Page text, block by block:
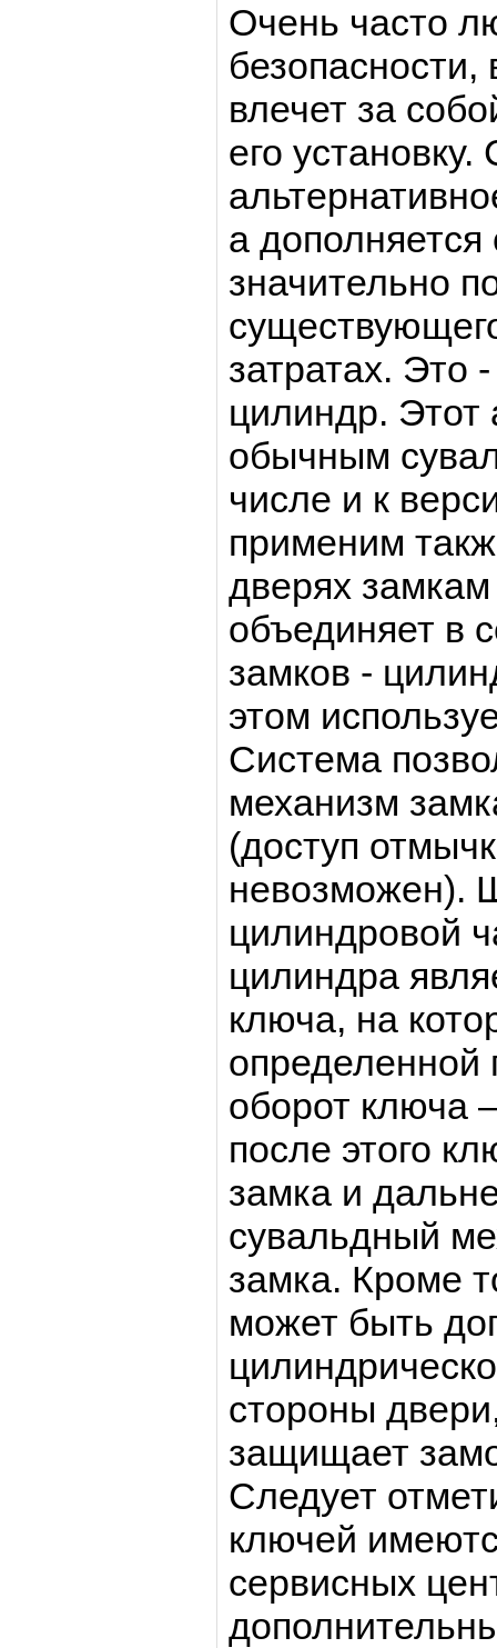
Очень часто
влечет за
его
а
значительно
затратах. Это
цилиндр. Этот
обычным
числе и к
применим
дверях
объединяет в
замков -
этом
Система
механизм
(доступ
невозможен).
цилиндровой
цилиндра
ключа, на
определенной
оборот ключа
после этого
замка и
сувальдный
замка. Кроме
может быть
стороны
защищает
Следует
ключей
сервисных